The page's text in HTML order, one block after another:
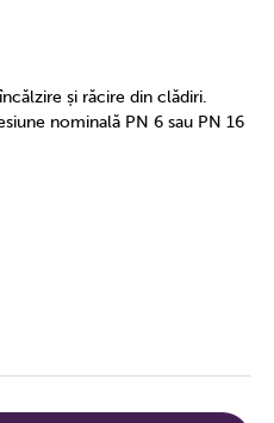
și răcire din clădiri.
nominală PN 6 sau PN 16